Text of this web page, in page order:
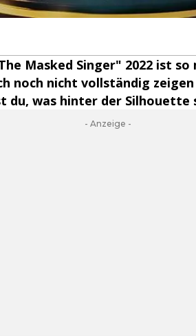
Masked Singer" 2022 ist
noch nicht vollständig
du, was hinter der Silhouette
- Anzeige -